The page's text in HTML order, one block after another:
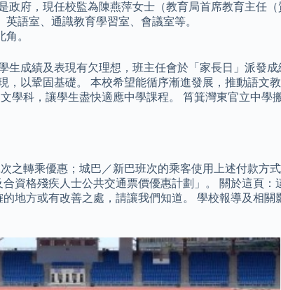
府，現任校監為陳燕萍女士（教育局首席教育主任
語室、通識教育學習室、會議室等。
。
成績及表現有欠理想，班主任會於「家長日」派發
以鞏固基礎。 本校希望能循序漸進發展，推動語文
科，讓學生盡快適應中學課程。 筲箕灣東官立中學
之轉乘優惠；城巴／新巴班次的乘客使用上述付款方
資格殘疾人士公共交通票價優惠計劃」。 關於這頁
地方或有改善之處，請讓我們知道。 學校報導及相